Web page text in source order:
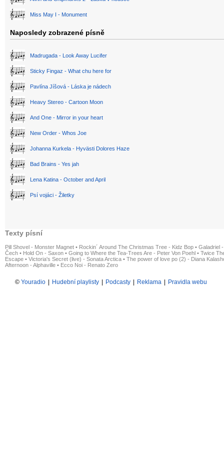
Miss May I - Monument
Naposledy zobrazené písně
Madrugada - Look Away Lucifer
Sticky Fingaz - What chu here for
Pavlína Jíšová - Láska je nádech
Heavy Stereo - Cartoon Moon
And One - Mirror in your heart
New Order - Whos Joe
Johanna Kurkela - Hyvästi Dolores Haze
Bad Brains - Yes jah
Lena Katina - October and April
Psí vojáci - Žiletky
Texty písní
Pill Shovel - Monster Magnet • Rockin´ Around The Christmas Tree - Kidz Bop • Galadriel
Čech • Hold On - Saxon • Going to Where the Tea-Trees Are - Peter Von Poehl • Twice
Escape • Victoria's Secret (live) - Sonata Arctica • The power of love po (2) - Diana
Afternoon - Alphaville • Ecco Noi - Renato Zero
© Youradio | Hudební playlisty | Podcasty | Reklama | Pravidla webu